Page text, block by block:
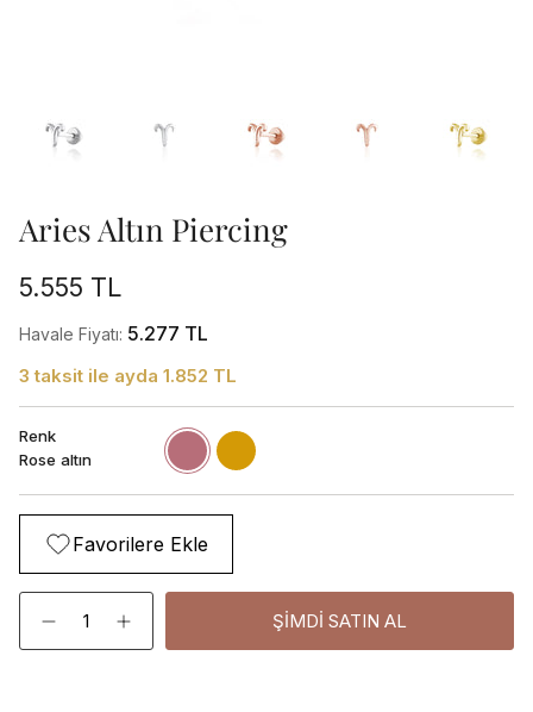
Aries Altın Piercing
5.555 TL
Havale Fiyatı: 5.277 TL
3 taksit ile ayda 1.852 TL
Renk
Rose altın
Rose
altın
Gold
Favorilere Ekle
Adet
ŞIMDI SATIN AL